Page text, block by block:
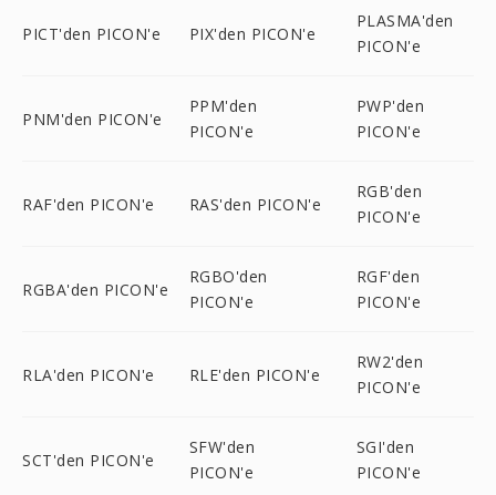
PICT'den PICON'e PIX'den PICON'e
PLASMA'den
PICON'e
PNM'den PICON'e
PPM'den
PICON'e
PWP'den
PICON'e
RAF'den PICON'e RAS'den PICON'e
RGB'den
PICON'e
RGBA'den PICON'e
RGBO'den
PICON'e
RGF'den
PICON'e
RLA'den PICON'e RLE'den PICON'e
RW2'den
PICON'e
SCT'den PICON'e
SFW'den
PICON'e
SGI'den
PICON'e